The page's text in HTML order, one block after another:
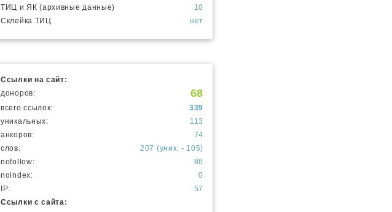
ТИЦ и ЯК (архивные данные)
10
Склейка ТИЦ
нет
Ссылки на сайт:
доноров:
68
всего ссылок:
339
уникальных:
113
анкоров:
74
слов:
207 (уник. - 105)
nofollow:
86
noindex:
0
IP:
57
Ссылки с сайта: